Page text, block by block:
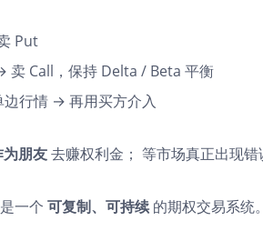
Put
卖 Call，保持 Delta / Beta 平衡
边行情 → 再用买方介入
朋友去赚权利金； 等市场真正出现
一个 可复制、可持续 的期权交易系统